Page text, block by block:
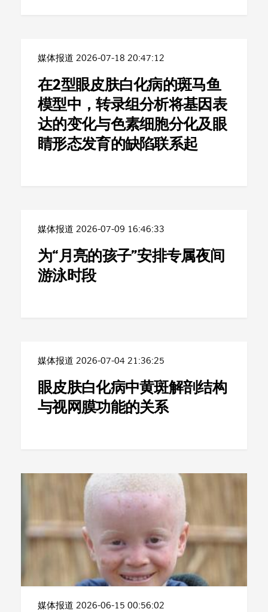
媒体报道 2026-07-18 20:47:12
在2型眼皮肤白化病的斑马鱼
模型中，转录组分析将基因表
达的变化与色素细胞分化及眼
睛形态发育的缺陷联系起
媒体报道 2026-07-09 16:46:33
为“月亮的孩子”安排专属夜间
游泳时段
媒体报道 2026-07-04 21:36:25
眼皮肤白化病中黄斑解剖结构
与视网膜功能的关系
媒体报道 2026-06-15 00:56:02